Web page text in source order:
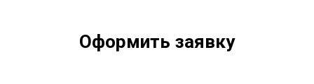
Оформить заявку